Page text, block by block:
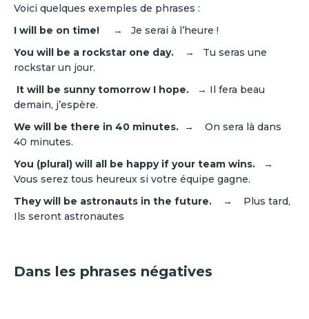
Voici quelques exemples de phrases :
I will be on time!
→ Je serai à l’heure !
You will be a rockstar one day.
→ Tu seras une
rockstar un jour.
It will be sunny tomorrow I hope.
→ Il fera beau
demain, j’espère.
We will be there in 40 minutes. → On sera là dans
40 minutes.
You (plural) will all be happy if your team wins.
→
Vous serez tous heureux si votre équipe gagne.
They will be astronauts in the future.
→ Plus tard,
Ils seront astronautes
Dans les phrases négatives